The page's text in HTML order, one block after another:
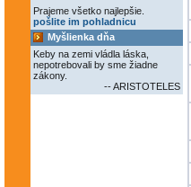
Prajeme všetko najlepšie.
pošlite im pohladnicu
Myšlienka dňa
Keby na zemi vládla láska,
nepotrebovali by sme žiadne
zákony.
-- ARISTOTELES